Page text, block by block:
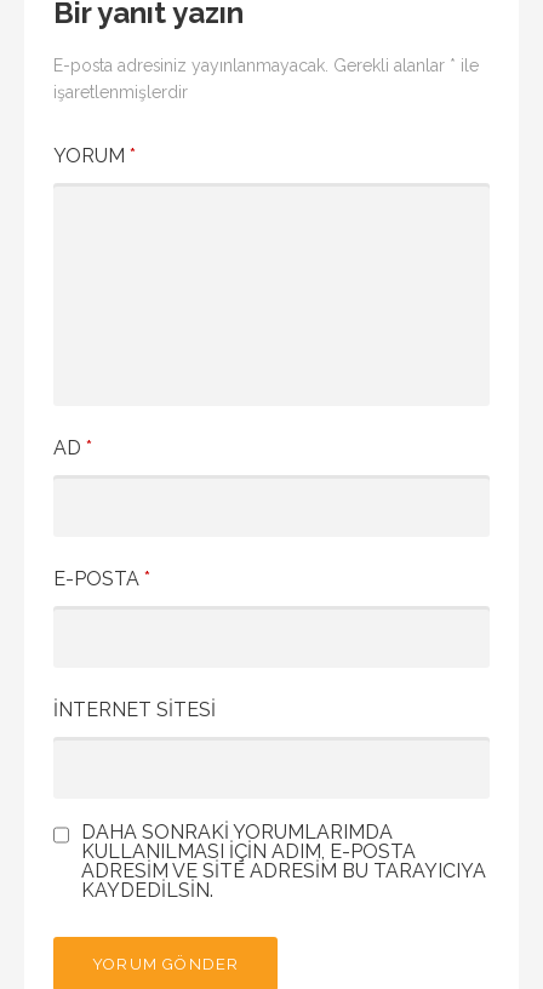
Bir yanıt yazın
E-posta adresiniz yayınlanmayacak. Gerekli alanlar * ile
işaretlenmişlerdir
YORUM *
AD *
E-POSTA *
İNTERNET SITESI
DAHA SONRAKI YORUMLARIMDA
KULLANILMASI IÇIN ADIM, E-POSTA
ADRESIM VE SITE ADRESIM BU TARAYICIYA
KAYDEDILSIN.